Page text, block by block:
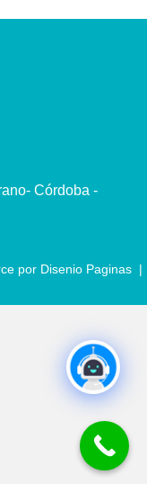
Córdoba -
por Disenio Paginas |